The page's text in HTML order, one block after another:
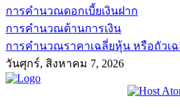
การคำนวณดอกเบี้ยเงินฝาก
การคำนวณด้านการเงิน
การคำนวณราคาเฉลี่ยหุ้น หรือถัวเ
วันศุกร์, สิงหาคม 7, 2026